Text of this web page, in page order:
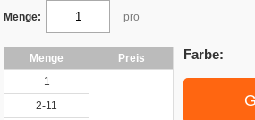
Menge: pro
Menge
Preis
1
2-11
Farbe: